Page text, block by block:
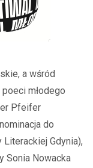
a wśród
młodego
Pfeifer
do
Literackiej Gdynia),
Sonia Nowacka